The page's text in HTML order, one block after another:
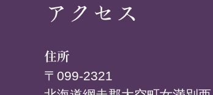
アクセス
住所
〒099-2321